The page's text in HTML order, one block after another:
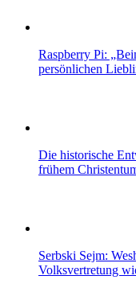
Raspberry Pi:
persönlichen
Die historische
frühem
Serbski Sejm:
Volksvertretung